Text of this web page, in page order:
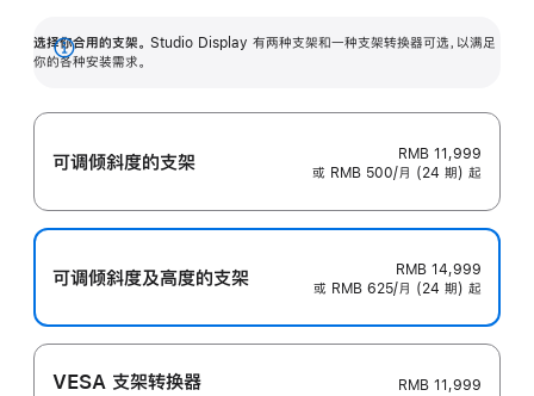
选择你合用的支架。 Studio Display 有两种支架和一种支架转换器可选，以满足
你的各种安装需求。
展
可调倾斜度的支架
RMB 11,999
或 RMB 500/月 (24 期) 起
可调倾斜度及高‍度的支‍架
RMB 14,999
或 RMB 625/月 (24 期) 起
VESA 支架转换器
RMB 11,999